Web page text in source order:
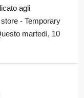
agli
- Temporary
martedì, 10